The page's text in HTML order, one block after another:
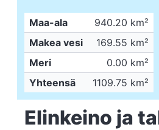
Maa-ala
940.20 km²
Makea vesi
169.55 km²
Meri
0.00 km²
Yhteensä
1109.75 km²
Elinkeino ja